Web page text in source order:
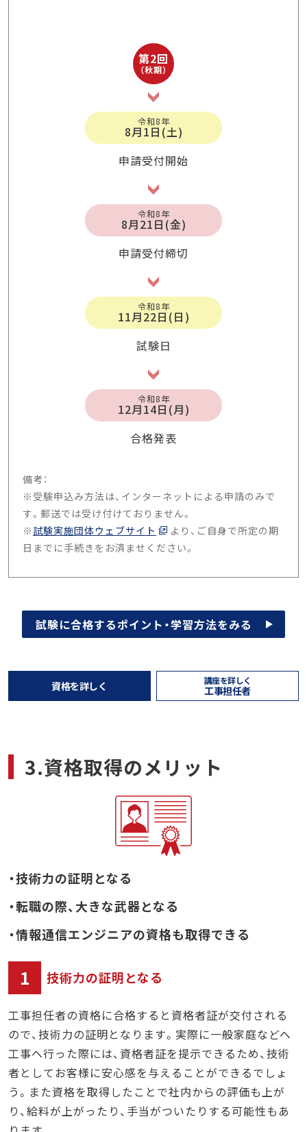
第2回
（秋期）
令和8年
8月1日(土)
申請受付開始
令和8年
8月21日(金)
申請受付締切
令和8年
11月22日(日)
試験日
令和8年
12月14日(月)
合格発表
備考：
※受験申込み方法は、インターネットによる申請のみで
す。郵送では受け付けておりません。
※ 試験実施団体ウェブサイト
より、ご自身で所定の期
日までに手続きをお済ませください。
試験に合格するポイント・学習方法をみる
資格を詳しく 講座を詳しく
工事担任者
3.資格取得のメリット
・技術力の証明となる
・転職の際、大きな武器となる
・情報通信エンジニアの資格も取得できる
1 技術力の証明となる
工事担任者の資格に合格すると資格者証が交付される
ので、技術力の証明となります。実際に一般家庭などへ
工事へ行った際には、資格者証を提示できるため、技術
者としてお客様に安心感を与えることができるでしょ
う。また資格を取得したことで社内からの評価も上が
り、給料が上がったり、手当がついたりする可能性もあ